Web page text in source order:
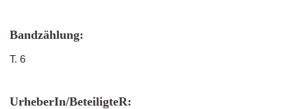
Bandzählung:
T. 6
UrheberIn/BeteiligteR: